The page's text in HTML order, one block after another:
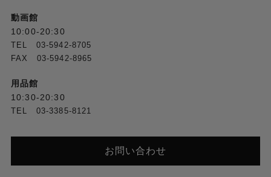
動画館
10:00-20:30
TEL 03-5942-8705
FAX 03-5942-8965
用品館
10:30-20:30
TEL 03-3385-8121
お問い合わせ